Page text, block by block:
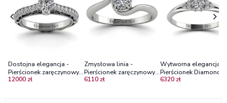
Dostojna elegancja -
Pierścionek zaręczynowy
Diamond Sky z białego
12000 zł
Zmysłowa linia -
Pierścionek zaręczynowy
Diamond Sky, białe złoto,
6110 zł
Wytworna elegancja -
Pierścionek Diamond
zaręczynowy z białego
6320 zł